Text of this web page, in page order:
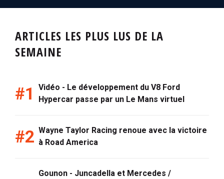
ARTICLES LES PLUS LUS DE LA
SEMAINE
Vidéo - Le développement du V8 Ford
Hypercar passe par un Le Mans virtuel
Wayne Taylor Racing renoue avec la victoire
à Road America
Gounon - Juncadella et Mercedes /